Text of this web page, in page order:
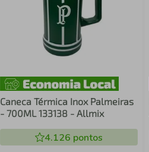
Caneca Térmica Inox Palmeiras
- 700ML 133138 - Allmix
4.126 pontos